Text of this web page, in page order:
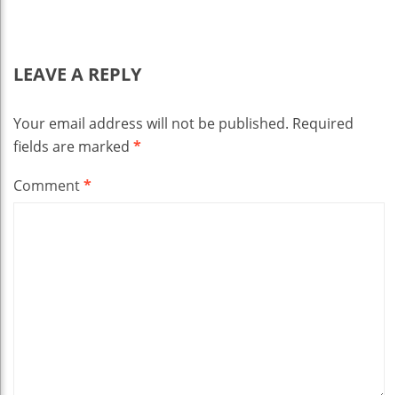
LEAVE A REPLY
Your email address will not be published. Required
fields are marked *
Comment*